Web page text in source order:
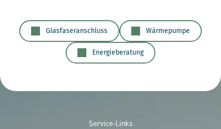
Glasfaseranschluss Wärmepumpe
Energieberatung
Service-Links